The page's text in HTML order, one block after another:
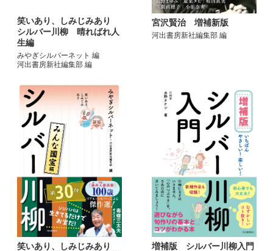
笑いあり、しみじみあり
シルバー川柳 晴ればれ人
生編
みやぎシルバーネット 編
河出書房新社編集部 編
宮沢賢治 増補新版
河出書房新社編集部 編
笑いあり、しみじみあり
増補版 シルバー川柳入門